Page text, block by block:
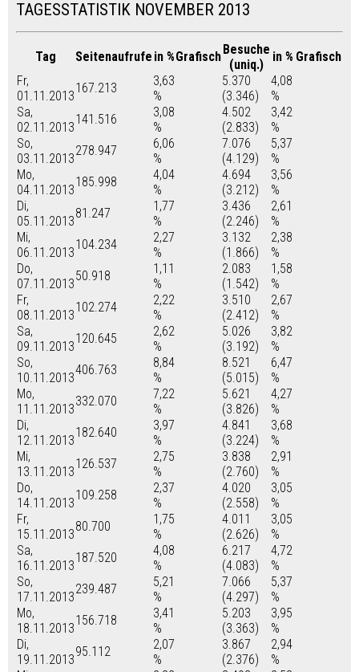
TAGESSTATISTIK NOVEMBER 2013
Tag Seitenaufrufe in %GrafischBesuche
(uniq.)
in % Grafisch
Fr,
01.11.2013
167.213
3,63
%
5.370
(3.346)
4,08
%
Sa,
02.11.2013
141.516
3,08
%
4.502
(2.833)
3,42
%
So,
03.11.2013
278.947
6,06
%
7.076
(4.129)
5,37
%
Mo,
04.11.2013
185.998
4,04
%
4.694
(3.212)
3,56
%
Di,
05.11.2013
81.247
1,77
%
3.436
(2.246)
2,61
%
Mi,
06.11.2013
104.234
2,27
%
3.132
(1.866)
2,38
%
Do,
07.11.2013
50.918
1,11
%
2.083
(1.542)
1,58
%
Fr,
08.11.2013
102.274
2,22
%
3.510
(2.412)
2,67
%
Sa,
09.11.2013
120.645
2,62
%
5.026
(3.192)
3,82
%
So,
10.11.2013
406.763
8,84
%
8.521
(5.015)
6,47
%
Mo,
11.11.2013
332.070
7,22
%
5.621
(3.826)
4,27
%
Di,
12.11.2013
182.640
3,97
%
4.841
(3.224)
3,68
%
Mi,
13.11.2013
126.537
2,75
%
3.838
(2.760)
2,91
%
Do,
14.11.2013
109.258
2,37
%
4.020
(2.558)
3,05
%
Fr,
15.11.2013
80.700
1,75
%
4.011
(2.626)
3,05
%
Sa,
16.11.2013
187.520
4,08
%
6.217
(4.083)
4,72
%
So,
17.11.2013
239.487
5,21
%
7.066
(4.297)
5,37
%
Mo,
18.11.2013
156.718
3,41
%
5.203
(3.363)
3,95
%
Di,
19.11.2013
95.112
2,07
%
3.867
(2.376)
2,94
%